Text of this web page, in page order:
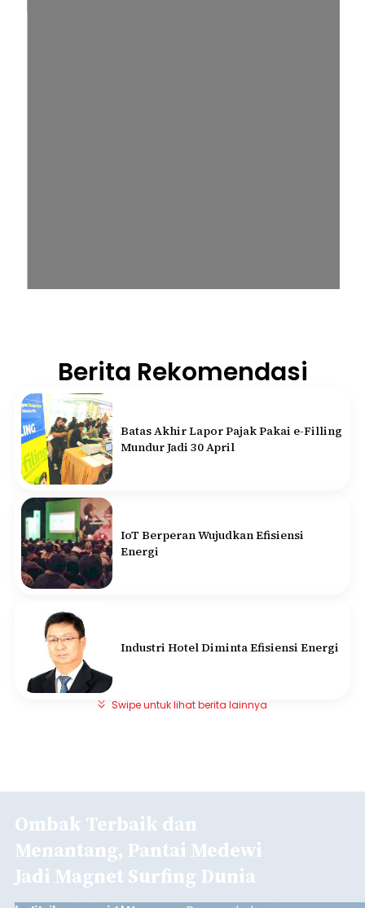
Berita Rekomendasi
Batas Akhir Lapor Pajak Pakai e-Filling
Mundur Jadi 30 April
IoT Berperan Wujudkan Efisiensi
Energi
Industri Hotel Diminta Efisiensi Energi
Swipe untuk lihat berita lainnya
Ombak Terbaik dan
Menantang, Pantai Medewi
Jadi Magnet Surfing Dunia